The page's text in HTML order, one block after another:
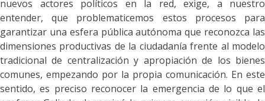
nuevos actores políticos en la red, exige, a nuestro
entender, que problematicemos estos procesos para
garantizar una esfera pública autónoma que reconozca las
dimensiones productivas de la ciudadanía frente al modelo
tradicional de centralización y apropiación de los bienes
comunes, empezando por la propia comunicación. En este
sentido, es preciso reconocer la emergencia de lo que el